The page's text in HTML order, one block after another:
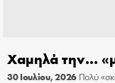
Χαμηλά την…
30 Ιουλίου, 2026 Πολύ